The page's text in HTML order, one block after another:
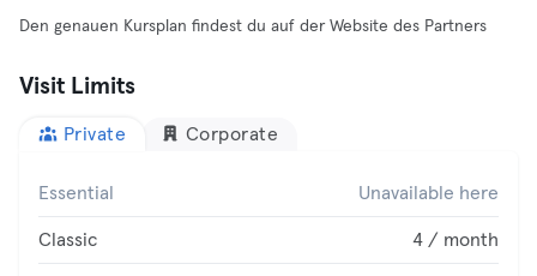
Den genauen Kursplan findest du auf der Website des Partners
Visit Limits
Private Corporate
Essential Unavailable here
Classic 4 / month